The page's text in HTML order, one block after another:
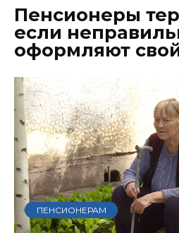
Пенсионеры
если
оформляют
ПЕНСИОНЕРАМ